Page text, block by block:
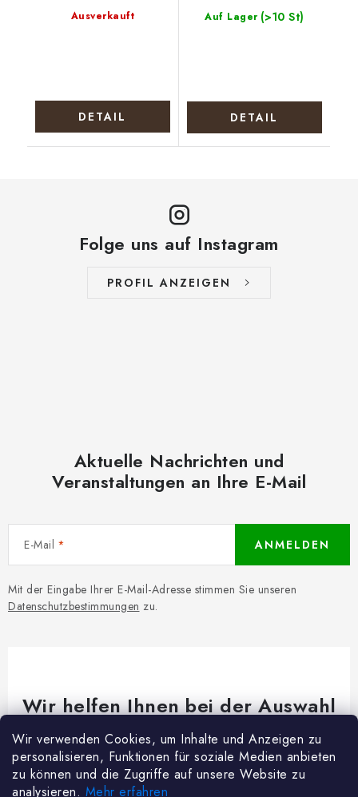
Wir verwenden Cookies, um Inhalte und Anzeigen zu
personalisieren, Funktionen für soziale Medien anbieten
zu können und die Zugriffe auf unsere Website zu
analysieren. Mehr erfahren
Ausverkauft
DETAIL
Auf Lager (>10 St)
DETAIL
Folge uns auf Instagram
PROFIL ANZEIGEN
Aktuelle Nachrichten und
Veranstaltungen an Ihre E-Mail
E-Mail
Mit der Eingabe Ihrer E-Mail-Adresse stimmen Sie unseren
Datenschutzbestimmungen zu.
ANMELDEN
Wir helfen Ihnen bei der Auswahl
Brauchen Sie Rat bei etwas? Wir sind für dich da!
Kundenservice@woodycrafts.de
+49 211 8694 2501 (Mo-Fr 8:00-16:00)